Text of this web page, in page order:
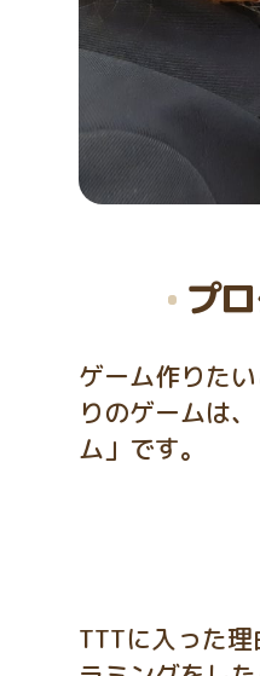
プ
ゲーム作りた
りのゲームは
ム」です。
TTTに入った